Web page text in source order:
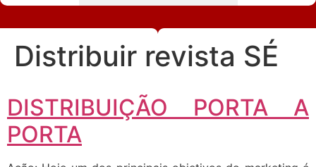
Distribuir revista SÉ
DISTRIBUIÇÃO PORTA A
PORTA